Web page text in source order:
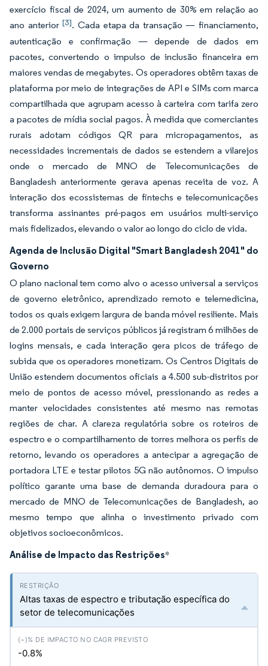
exercício fiscal de 2024, um aumento de 30% em relação ao
ano anterior[3]. Cada etapa da transação — financiamento,
autenticação e confirmação — depende de dados em
pacotes, convertendo o impulso de inclusão financeira em
maiores vendas de megabytes. Os operadores obtêm taxas de
plataforma por meio de integrações de API e SIMs com marca
compartilhada que agrupam acesso à carteira com tarifa zero
a pacotes de mídia social pagos. À medida que comerciantes
rurais adotam códigos QR para micropagamentos, as
necessidades incrementais de dados se estendem a vilarejos
onde o mercado de MNO de Telecomunicações de
Bangladesh anteriormente gerava apenas receita de voz. A
interação dos ecossistemas de fintechs e telecomunicações
transforma assinantes pré-pagos em usuários multi-serviço
mais fidelizados, elevando o valor ao longo do ciclo de vida.
Agenda de Inclusão Digital "Smart Bangladesh 2041" do
Governo
O plano nacional tem como alvo o acesso universal a serviços
de governo eletrônico, aprendizado remoto e telemedicina,
todos os quais exigem largura de banda móvel resiliente. Mais
de 2.000 portais de serviços públicos já registram 6 milhões de
logins mensais, e cada interação gera picos de tráfego de
subida que os operadores monetizam. Os Centros Digitais de
União estendem documentos oficiais a 4.500 sub-distritos por
meio de pontos de acesso móvel, pressionando as redes a
manter velocidades consistentes até mesmo nas remotas
regiões de char. A clareza regulatória sobre os roteiros de
espectro e o compartilhamento de torres melhora os perfis de
retorno, levando os operadores a antecipar a agregação de
portadora LTE e testar pilotos 5G não autônomos. O impulso
político garante uma base de demanda duradoura para o
mercado de MNO de Telecomunicações de Bangladesh, ao
mesmo tempo que alinha o investimento privado com
objetivos socioeconômicos.
Análise de Impacto das Restrições*
Altas taxas de espectro e tributação específica do
setor de telecomunicações
-0.8%